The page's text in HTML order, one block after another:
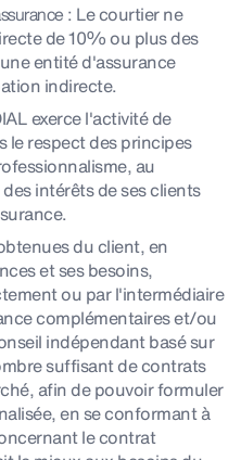
: Le courtier ne
de 10% ou plus des
entité d'assurance
indirecte.
exerce l'activité de
le respect des principes
au
intérêts de ses clients
du client, en
et ses besoins,
ou par l'intermédiaire
complémentaires et/ou
indépendant basé sur
suffisant de contrats
afin de pouvoir formuler
en se conformant à
le contrat